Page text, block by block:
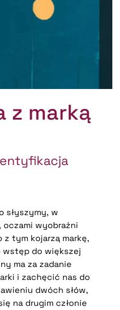
z marką
słyszymy, w
wyobraźni
tym kojarzą markę,
wstęp do większej
ma za zadanie
i zachęcić nas do
dwóch słów,
na drugim członie